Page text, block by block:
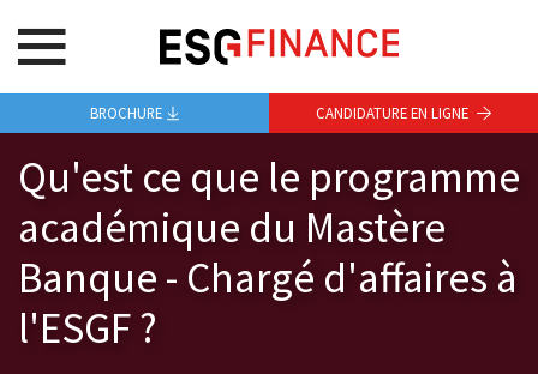
Qu'est ce que le programme
académique du Mastère
Banque - Chargé d'affaires à
l'ESGF ?
BROCHURE CANDIDATURE EN LIGNE